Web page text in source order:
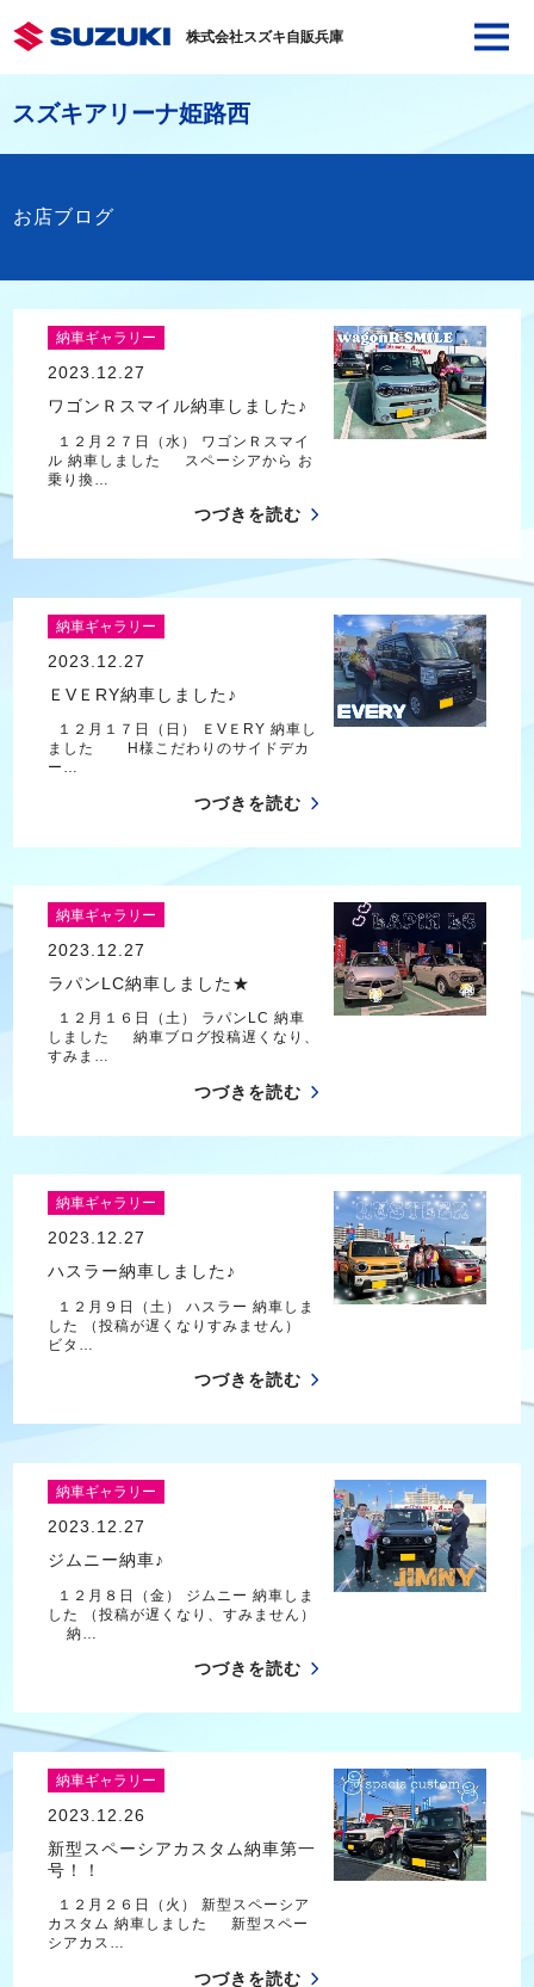
株式会社スズキ自販兵庫
スズキアリーナ姫路西
お店ブログ
納車ギャラリー
2023.12.27
ワゴンＲスマイル納車しました♪
１２月２７日（水） ワゴンＲスマイ
ル 納車しました スペーシアから お
乗り換…
つづきを読む
納車ギャラリー
2023.12.27
ＥVＥRY納車しました♪
１２月１７日（日） ＥVＥRY 納車し
ました H様こだわりのサイドデカ
ー…
つづきを読む
納車ギャラリー
2023.12.27
ラパンLC納車しました★
１２月１６日（土） ラパンLC 納車
しました 納車ブログ投稿遅くなり、
すみま…
つづきを読む
納車ギャラリー
2023.12.27
ハスラー納車しました♪
１２月９日（土） ハスラー 納車しま
した （投稿が遅くなりすみません）
ビタ…
つづきを読む
納車ギャラリー
2023.12.27
ジムニー納車♪
１２月８日（金） ジムニー 納車しま
した （投稿が遅くなり、すみません）
納…
つづきを読む
納車ギャラリー
2023.12.26
新型スペーシアカスタム納車第一
号！！
１２月２６日（火） 新型スペーシア
カスタム 納車しました 新型スペー
シアカス…
つづきを読む